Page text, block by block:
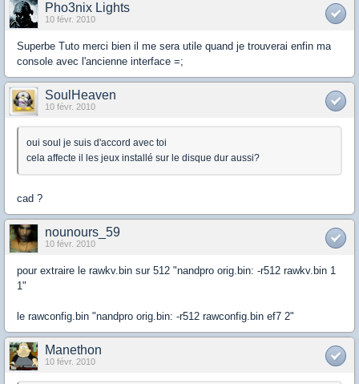
Pho3nix Lights
10 févr. 2010
Superbe Tuto merci bien il me sera utile quand je trouverai enfin ma
console avec l'ancienne interface =;
SoulHeaven
10 févr. 2010
oui soul je suis d'accord avec toi
cela affecte il les jeux installé sur le disque dur aussi?
cad ?
nounours_59
10 févr. 2010
pour extraire le rawkv.bin sur 512 "nandpro orig.bin: -r512 rawkv.bin 1
1"
le rawconfig.bin "nandpro orig.bin: -r512 rawconfig.bin ef7 2"
Manethon
10 févr. 2010